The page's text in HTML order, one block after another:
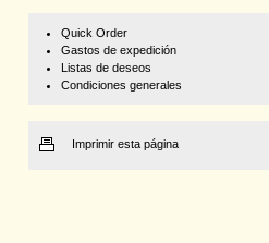
Quick Order
Gastos de expedición
Listas de deseos
Condiciones generales
Imprimir esta página